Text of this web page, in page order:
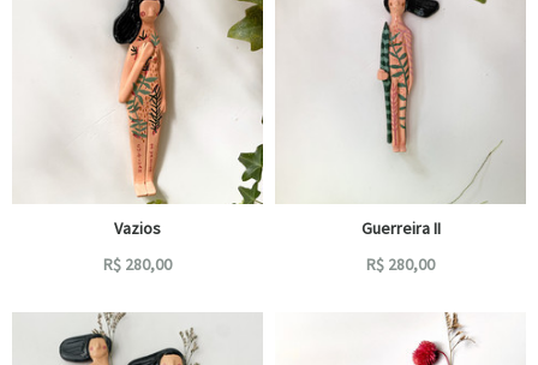
Vazios
R$ 280,00
Guerreira II
R$ 280,00